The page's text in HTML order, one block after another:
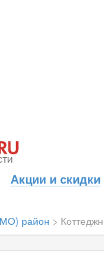
Акции и скидки
район >